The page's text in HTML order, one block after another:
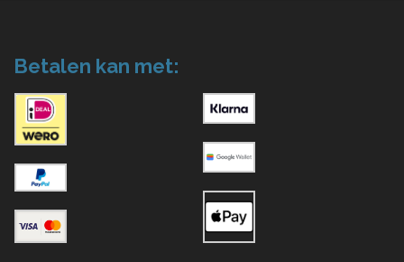
Betalen kan met: